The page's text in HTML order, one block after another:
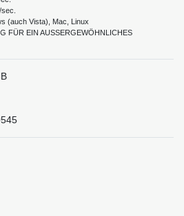
(auch Vista), Mac, Linux
FÜR EIN AUSSERGEWÖHNLICHES